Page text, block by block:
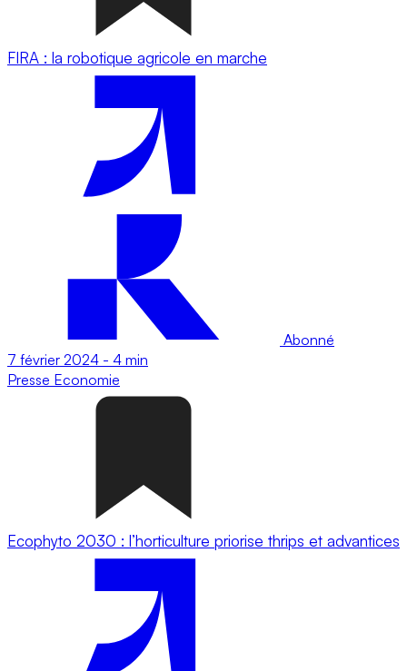
FIRA : la robotique agricole en marche
Abonné
7 février 2024 - 4 min
Presse Economie
Ecophyto 2030 : l’horticulture priorise thrips et advantices